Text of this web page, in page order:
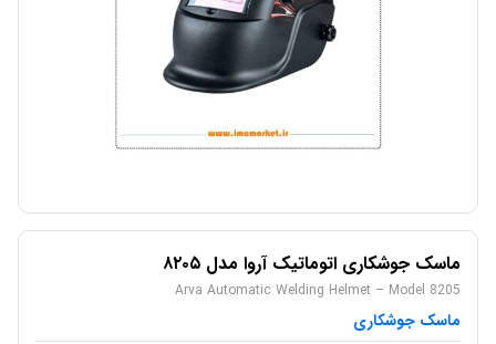
ماسک جوشکاری اتوماتیک آروا مدل ۸۲۰۵
Arva Automatic Welding Helmet – Model 8205
ماسک جوشکاری